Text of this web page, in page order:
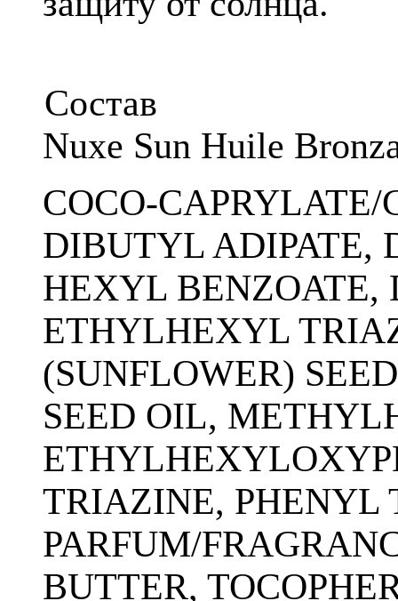
Состав
Nuxe Sun Huile
COCO-
DIBUTYL ADIPATE,
HEXYL BENZOATE,
ETHYLHEXYL
(SUNFLOWER)
SEED OIL,
TRIAZINE, PHENYL
PARFUM/
BUTTER,